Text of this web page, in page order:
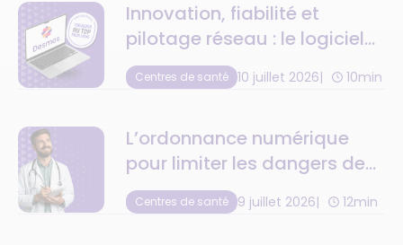
Innovation, fiabilité et
pilotage réseau : le logiciel
de centre de santé au top
de la tech
Centres de santé 10 juillet 2026 10min
L’ordonnance numérique
pour limiter les dangers de
la retranscription
médicamenteuse
Centres de santé 9 juillet 2026 12min